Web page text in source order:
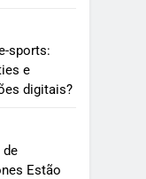
sports:
e
digitais?
de
Estão